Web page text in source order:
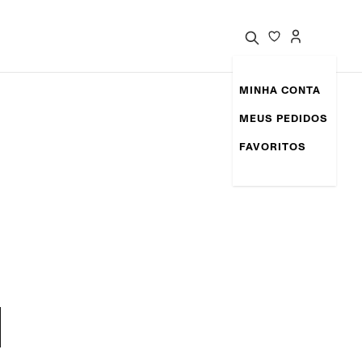
MINHA CONTA
MEUS PEDIDOS
FAVORITOS